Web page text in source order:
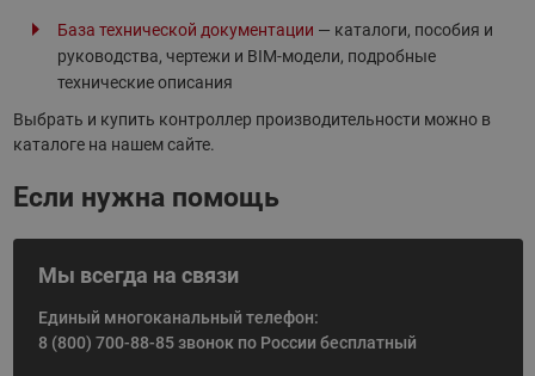
База технической документации — каталоги, пособия и
руководства, чертежи и BIM-модели, подробные
технические описания
Выбрать и купить контроллер производительности можно в
каталоге на нашем сайте.
Если нужна помощь
Мы всегда на связи
Единый многоканальный телефон:
8 (800) 700-88-85звонок по России бесплатный